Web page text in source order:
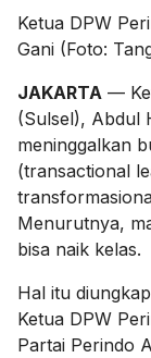
Ketua DPW
Gani (Foto:
JAKARTA —
(Sulsel), Abdul
meninggalkan
(transactional
Menurutnya,
bisa naik kelas.
Hal itu
Ketua DPW
Partai Perindo